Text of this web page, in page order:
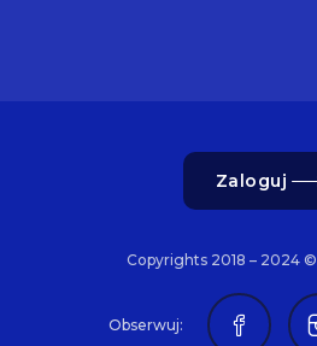
Zaloguj
Copyrights 2018 – 2024 ©
Obserwuj: